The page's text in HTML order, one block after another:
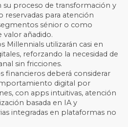
su proceso de transformación y
reservadas para atención
sénior o como
valor añadido.
Millennials utilizarán casi en
reforzando la necesidad de
sin fricciones.
financieros deberá considerar
digital por
con apps intuitivas, atención
basada en IA y
integradas en plataformas no